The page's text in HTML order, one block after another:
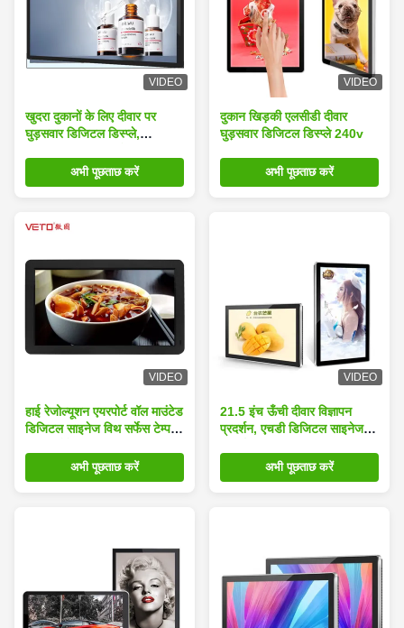
VIDEO
खुदरा दुकानों के लिए दीवार पर
घुड़सवार डिजिटल डिस्प्ले,
अभी पूछताछ करें
VIDEO
दुकान खिड़की एलसीडी दीवार
घुड़सवार डिजिटल डिस्प्ले 240v
अभी पूछताछ करें
VIDEO
हाई रेजोल्यूशन एयरपोर्ट वॉल माउंटेड
डिजिटल साइनेज विथ सर्फेस टेम्पर्ड
अभी पूछताछ करें
VIDEO
21.5 इंच ऊँची दीवार विज्ञापन
प्रदर्शन, एचडी डिजिटल साइनेज
अभी पूछताछ करें